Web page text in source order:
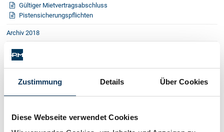
Zustimmung Details Über Cookies
Diese Webseite verwendet Cookies
Checkliste: Mietvertrag
Checkliste: GmbH-Gründung
Checkliste: Gewerbeanm. durch jur.
Person
Gültiger Mietvertragsabschluss
Pistensicherungspflichten
Archiv 2018
Archiv 2017
Archiv 2016
Archiv 2015
Archiv 2013